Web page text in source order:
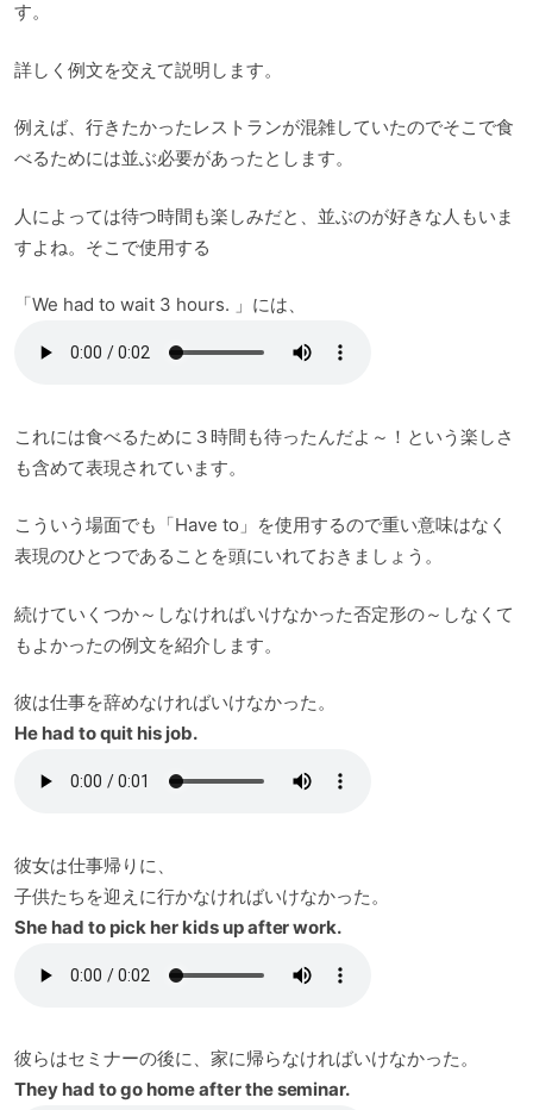
す。
詳しく例文を交えて説明します。
例えば、行きたかったレストランが混雑していたのでそこで食
べるためには並ぶ必要があったとします。
人によっては待つ時間も楽しみだと、並ぶのが好きな人もいま
すよね。そこで使用する
「We had to wait 3 hours. 」には、
これには食べるために３時間も待ったんだよ～！という楽しさ
も含めて表現されています。
こういう場面でも「Have to」を使用するので重い意味はなく
表現のひとつであることを頭にいれておきましょう。
続けていくつか～しなければいけなかった否定形の～しなくて
もよかったの例文を紹介します。
彼は仕事を辞めなければいけなかった。
He had to quit his job.
彼女は仕事帰りに、
子供たちを迎えに行かなければいけなかった。
She had to pick her kids up after work.
彼らはセミナーの後に、家に帰らなければいけなかった。
They had to go home after the seminar.